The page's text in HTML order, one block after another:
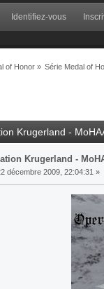
Identifiez-vous
of Honor» Série Medal of
Krugerland -
Krugerland -
décembre 2009, 22:04:31 »